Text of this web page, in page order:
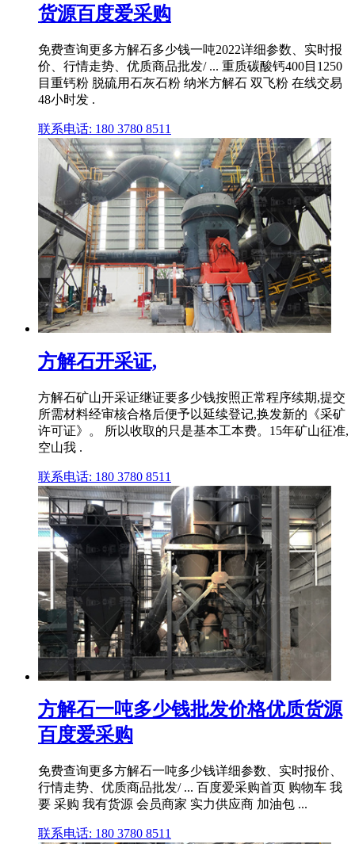
货源百度爱采购
免费查询更多方解石多少钱一吨2022详细参数、实时报
价、行情走势、优质商品批发/ ... 重质碳酸钙400目1250
目重钙粉 脱硫用石灰石粉 纳米方解石 双飞粉 在线交易
48小时发 .
联系电话: 180 3780 8511
方解石开采证,
方解石矿山开采证继证要多少钱按照正常程序续期,提交
所需材料经审核合格后便予以延续登记,换发新的《采矿
许可证》。 所以收取的只是基本工本费。15年矿山征准,
空山我 .
联系电话: 180 3780 8511
方解石一吨多少钱批发价格优质货源
百度爱采购
免费查询更多方解石一吨多少钱详细参数、实时报价、
行情走势、优质商品批发/ ... 百度爱采购首页 购物车 我
要 采购 我有货源 会员商家 实力供应商 加油包 ...
联系电话: 180 3780 8511